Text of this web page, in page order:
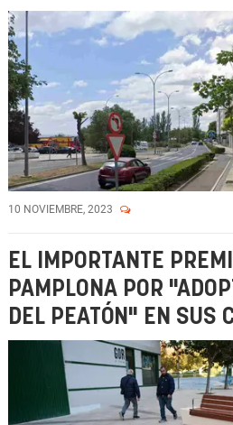
10 NOVIEMBRE, 2023
EL IMPORTANTE
PAMPLONA POR
DEL PEATÓN" EN SUS